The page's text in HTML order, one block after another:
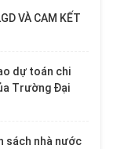
VÀ CAM KẾT
dự toán chi
Trường Đại
sách nhà nước